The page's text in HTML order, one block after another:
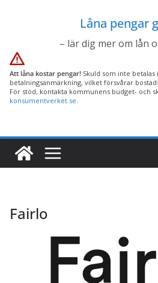
Låna pengar
– lär dig mer om lån
Att låna kostar pengar! Skuld som inte betalas
betalningsanmärkning, vilket försvårar
För stöd, kontakta kommunens budget- och
konsumentverket.se.
Fairlo